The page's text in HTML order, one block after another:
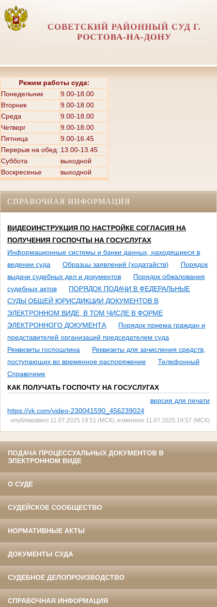
СОВЕТСКИЙ РАЙОННЫЙ СУД Г.
РОСТОВА-НА-ДОНУ
Режим работы суда:
Понедельник
9.00-18.00
Вторник
9.00-18.00
Среда
9.00-18.00
Четверг
9.00-18.00
Пятница
9.00-16.45
Перерыв на обед: 13.00-13.45
Суббота
выходной
Воскресенье
выходной
СПРАВОЧНАЯ ИНФОРМАЦИЯ
ВИДЕОИНСТРУКЦИЯ ПО НАСТРОЙКЕ СОГЛАСИЯ НА
ПОЛУЧЕНИЯ ГОСПОЧТЫ НА ГОСУСЛУГАХ
Информационные системы и банки данных, находящиеся в
ведении суда
Образцы заявлений (ходатайств)
Порядок
выдачи судебных дел и документов
Порядок обжалования
судебных актов
ПОРЯДОК ПОДАЧИ В ФЕДЕРАЛЬНЫЕ
СУДЫ ОБЩЕЙ ЮРИСДИКЦИИ ДОКУМЕНТОВ В
ЭЛЕКТРОННОМ ВИДЕ, В ТОМ ЧИСЛЕ В ФОРМЕ
ЭЛЕКТРОННОГО ДОКУМЕНТА
Порядок приема граждан и
представителей организаций председателем суда
Реквизиты госпошлина
Реквизиты для зачисления средств,
поступающих во временное распоряжение
Телефонный
Справочник
КАК ПОЛУЧАТЬ ГОСПОЧТУ НА ГОСУСЛУГАХ
версия для печати
https://vk.com/video-230041590_456239024
опубликовано 11.07.2025 19:51 (МСК), изменено 11.07.2025 19:57 (МСК)
ПОДАЧА ПРОЦЕССУАЛЬНЫХ ДОКУМЕНТОВ В
ЭЛЕКТРОННОМ ВИДЕ
О СУДЕ
СУДЕЙСКОЕ СООБЩЕСТВО
НОРМАТИВНЫЕ АКТЫ
ДОКУМЕНТЫ СУДА
СУДЕБНОЕ ДЕЛОПРОИЗВОДСТВО
СПРАВОЧНАЯ ИНФОРМАЦИЯ